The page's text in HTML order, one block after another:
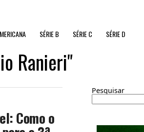
SÉRIE B SÉRIE C SÉRIE D
Ranieri"
Como o
Pesquisar